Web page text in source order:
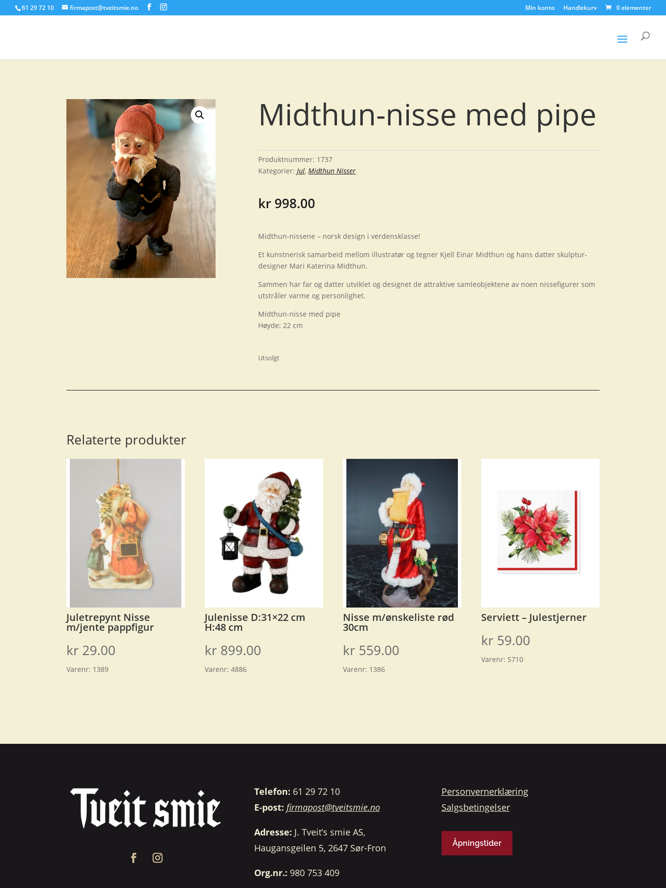
61 29 72 10 firmapost@tveitsmie.no Min konto Handlekurv 0 elementer
Products
Midthun-nisse med pipe
Produktnummer: 1737
Kategorier: Jul,Midthun Nisser
kr 998.00
Midthun-nissene – norsk design i verdensklasse!
Et kunstnerisk samarbeid mellom illustratør og tegner Kjell Einar Midthun og hans datter skulptur-
designer Mari Katerina Midthun.
Sammen har far og datter utviklet og designet de attraktive samleobjektene av noen nissefigurer som
utstråler varme og personlighet.
Midthun-nisse med pipe
Høyde: 22 cm
Utsolgt
Relaterte produkter
Juletrepynt Nisse
m/jente pappfigur
kr 29.00
Varenr: 1389
Julenisse D:31×22 cm
H:48 cm
kr 899.00
Varenr:4886
Nisse m/ønskeliste rød
30cm
kr 559.00
Varenr: 1386
Serviett – Julestjerner
kr 59.00
Varenr: 5710
Telefon: 61 29 72 10
E-post: firmapost@tveitsmie.no
Adresse: J. Tveit’s smie AS,
Haugansgeilen 5, 2647 Sør-Fron
Org.nr.: 980 753 409
Personvernerklæring
Salgsbetingelser
Åpningstider